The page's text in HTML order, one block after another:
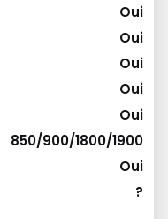
Oui
Oui
Oui
Oui
Oui
850/900/1800/1900
Oui
?